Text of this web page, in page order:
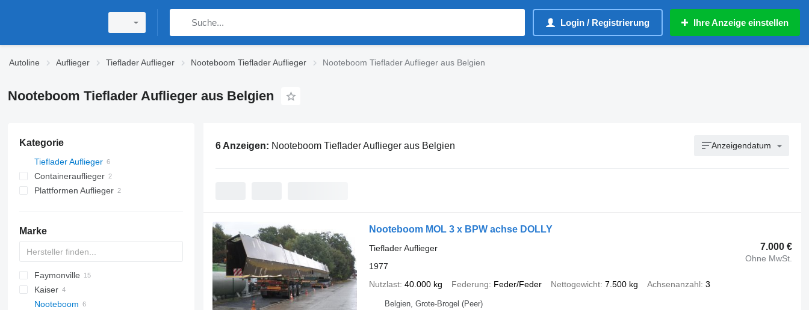
Login / Registrierung Ihre Anzeige einstellen
Autoline Auflieger Tieflader Auflieger Nooteboom Tieflader Auflieger Nooteboom Tieflader Auflieger aus Belgien
Nooteboom Tieflader Auflieger aus Belgien
Kategorie
Tieflader Auflieger
Containerauflieger
Plattformen Auflieger
Marke
Faymonville
STBZ
STN
Oplegger
Kaiser
MTS
Nooteboom
6 Anzeigen: Nooteboom Tieflader Auflieger aus Belgien Anzeigendatum
Nooteboom MOL 3 x BPW achse DOLLY
7.000 €
Ohne MwSt.
Tieflader Auflieger
1977
Nutzlast 40.000 kg Federung Feder/Feder Nettogewicht 7.500 kg Achsenanzahl 3
Belgien, Grote-Brogel (Peer)